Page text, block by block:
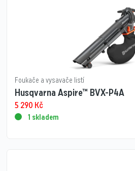
Foukače a vysavače listí
Husqvarna Aspire™ BVX-P4A
5 290 Kč
1 skladem